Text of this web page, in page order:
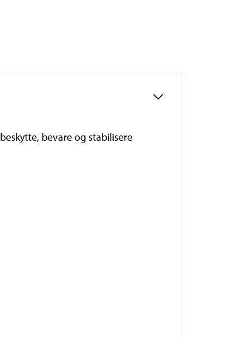
bevare og stabilisere